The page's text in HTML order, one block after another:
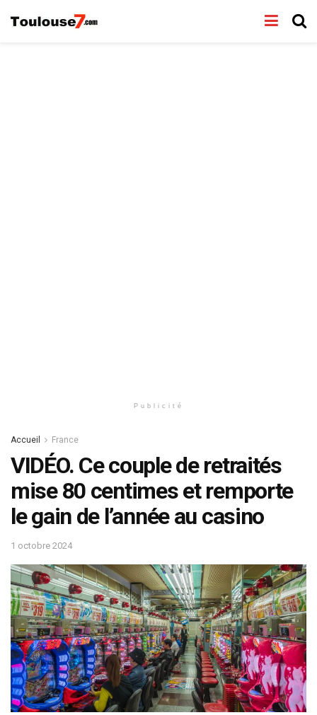
Publicité
Accueil France
VIDÉO. Ce couple de retraités
mise 80 centimes et remporte
le gain de l’année au casino
1 octobre 2024